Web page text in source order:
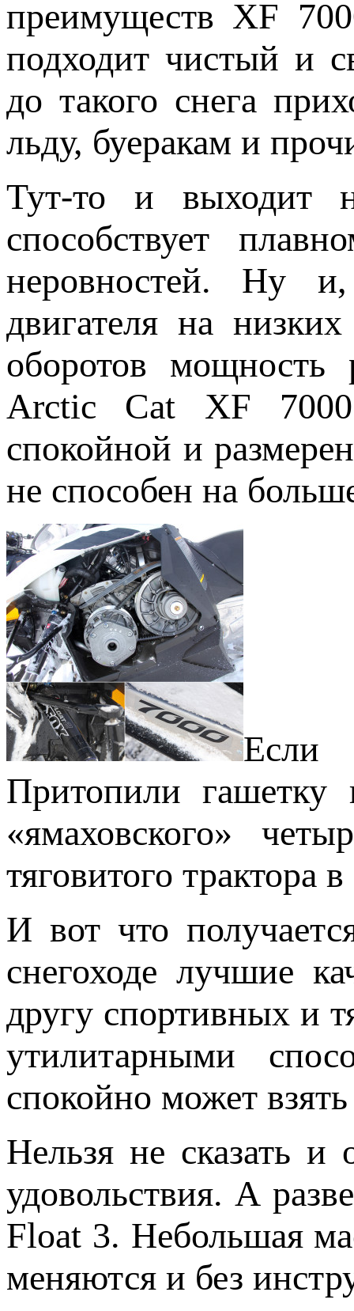
преимуществ XF
подходит чистый и
до такого снега
льду, буеракам и
Тут-то и выходит
способствует
неровностей. Ну
двигателя на
оборотов мощность
Arctic Cat XF 7000
спокойной и
не способен на
Если
Притопили
«ямаховского»
тяговитого трактора
И вот что
снегоходе лучшие
другу спортивных и
утилитарными
спокойно может
Нельзя не сказать
удовольствия. А
Float 3. Небольшая
меняются и без